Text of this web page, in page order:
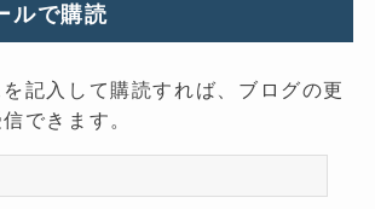
ルで購読
記入して購読すれば、ブログの更
できます。